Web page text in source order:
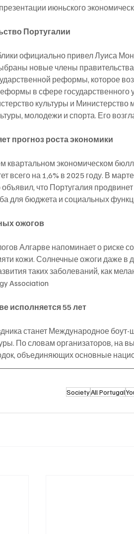
июньского
Португалии
официально привел Луиса
новые члены
реформы, которое
в сфере
культуры и
молодежи и спорта. Его
прогноз роста экономики
квартальном экономическом
всего на 1,6% в 2025 году. В
что Португалия
для бюджета и социальных
ожогов
Алгарве напоминает о риске
кожи. Солнечные ожоги даже в
таких заболеваний, как
Association
исполняется 55 лет
станет Международное
По словам организаторов, на
объединяющих основные
SocietyAll Portugal